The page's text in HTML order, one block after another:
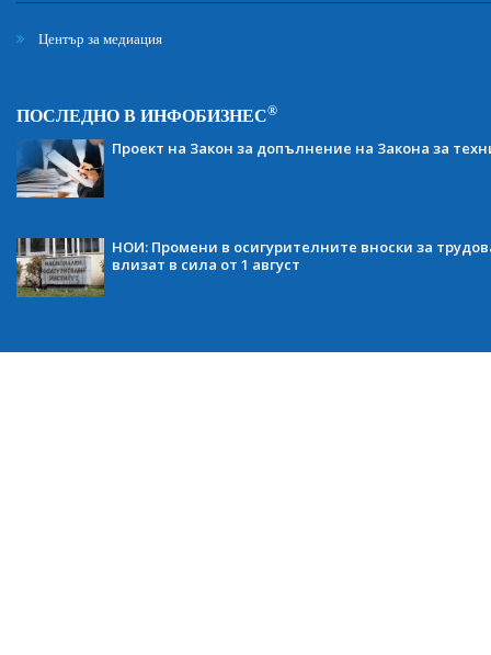
Център за медиация
ПОСЛЕДНО В ИНФОБИЗНЕС®
Проект на Закон за допълнение на Закона за
НОИ: Промени в осигурителните вноски за
влизат в сила от 1 август